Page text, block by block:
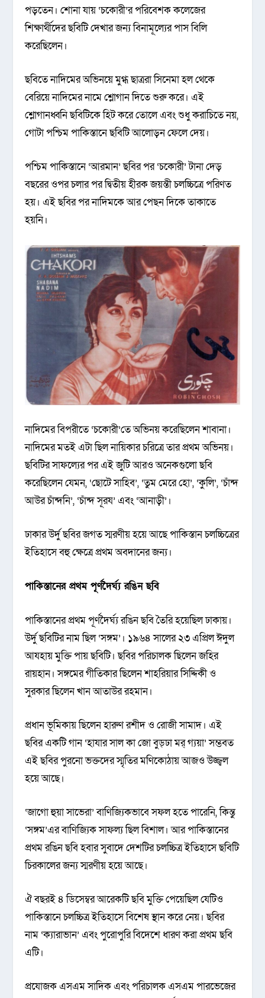
পড়তেন। শোনা যায় ‘চকোরী’র পরিবেশক কলেজের
শিক্ষার্থীদের ছবিটি দেখার জন্য বিনামূল্যের পাস বিলি
করেছিলেন।
ছবিতে নাদিমের অভিনয়ে মুগ্ধ ছাত্ররা সিনেমা হল থেকে
বেরিয়ে নাদিমের নামে শ্লোগান দিতে শুরু করে। এই
শ্লোগানধ্বনি ছবিটিকে হিট করে তোলে এবং শুধু করাচিতে নয়,
গোটা পশ্চিম পাকিস্তানে ছবিটি আলোড়ন ফেলে দেয়।
পশ্চিম পাকিস্তানে ‘আরমান’ ছবির পর ‘চকোরী’ টানা দেড়
বছরের ওপর চলার পর দ্বিতীয় হীরক জয়ন্তী চলচ্চিত্রে পরিণত
হয়। এই ছবির পর নাদিমকে আর পেছন দিকে তাকাতে
হয়নি।
নাদিমের বিপরীতে ‘চকোরী’তে অভিনয় করেছিলেন শাবানা।
নাদিমের মতই এটা ছিল নায়িকার চরিত্রে তার প্রথম অভিনয়।
ছবিটির সাফল্যের পর এই জুটি আরও অনেকগুলো ছবি
করেছিলেন যেমন, ‘ছোটে সাহিব’, ‘তুম মেরে হো’, ‘কুলি’, ‘চাঁন্দ
আউর চাঁন্দনি’, ‘চাঁন্দ সূরয’ এবং ‘আনাড়ী’।
ঢাকার উর্দু ছবির জগত স্মরণীয় হয়ে আছে পাকিস্তান চলচ্চিত্রের
ইতিহাসে বহু ক্ষেত্রে প্রথম অবদানের জন্য।
পাকিস্তানের প্রথম পূর্ণদৈর্ঘ্য রঙিন ছবি
পাকিস্তানের প্রথম পূর্ণদৈর্ঘ্য রঙিন ছবি তৈরি হয়েছিল ঢাকায়।
উর্দু ছবিটির নাম ছিল ‘সঙ্গম’। ১৯৬৪ সালের ২৩ এপ্রিল ঈদুল
আযহায় মুক্তি পায় ছবিটি। ছবির পরিচালক ছিলেন জহির
রায়হান। সঙ্গমের গীতিকার ছিলেন শাহরিয়ার সিদ্দিকী ও
সুরকার ছিলেন খান আতাউর রহমান।
প্রধান ভূমিকায় ছিলেন হারুণ রশীদ ও রোজী সামাদ। এই
ছবির একটি গান ‘হাযার সাল কা জো বুড্ঢা মর্ গ্যয়া’ সম্ভবত
এই ছবির পুরনো ভক্তদের স্মৃতির মণিকোঠায় আজও উজ্জ্বল
হয়ে আছে।
‘জাগো হুয়া সাভেরা’ বাণিজ্যিকভাবে সফল হতে পারেনি, কিন্তু
‘সঙ্গম’এর বাণিজ্যিক সাফল্য ছিল বিশাল। আর পাকিস্তানের
প্রথম রঙিন ছবি হবার সুবাদে দেশটির চলচ্চিত্র ইতিহাসে ছবিটি
চিরকালের জন্য স্মরণীয় হয়ে আছে।
ঐ বছরই ৪ ডিসেম্বর আরেকটি ছবি মুক্তি পেয়েছিল যেটিও
পাকিস্তানে চলচ্চিত্র ইতিহাসে বিশেষ স্থান করে নেয়। ছবির
নাম ‘ক্যারাভান’ এবং পুরোপুরি বিদেশে ধারণ করা প্রথম ছবি
এটি।
প্রযোজক এসএম সাদিক এবং পরিচালক এসএম পারভেজের